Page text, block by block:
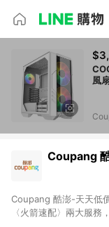
風
Coupang
Coupang 酷澎-天天低
〈火箭速配〉兩大服務